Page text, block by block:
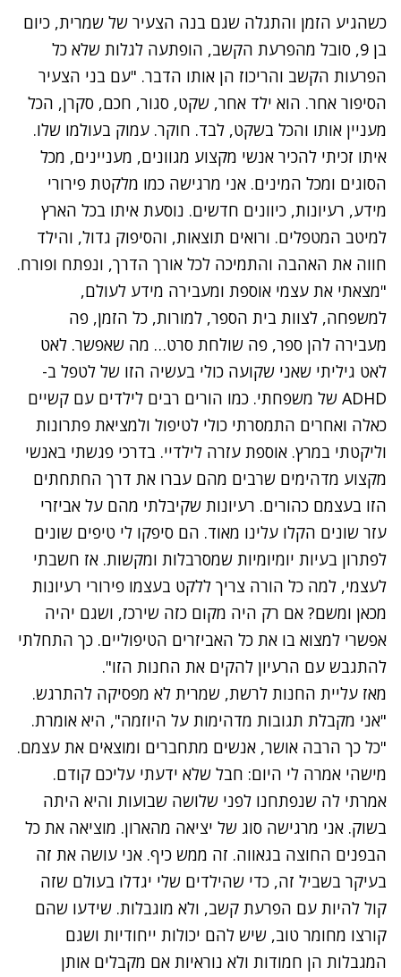
כשהגיע הזמן והתגלה שגם בנה הצעיר של שמרית, כיום
בן 9, סובל מהפרעת הקשב, הופתעה לגלות שלא כל
הפרעות הקשב והריכוז הן אותו הדבר. "עם בני הצעיר
הסיפור אחר. הוא ילד אחר, שקט, סגור, חכם, סקרן, הכל
מעניין אותו והכל בשקט, לבד. חוקר. עמוק בעולמו שלו.
איתו זכיתי להכיר אנשי מקצוע מגוונים, מעניינים, מכל
הסוגים ומכל המינים. אני מרגישה כמו מלקטת פירורי
מידע, רעיונות, כיוונים חדשים. נוסעת איתו בכל הארץ
למיטב המטפלים. ורואים תוצאות, והסיפוק גדול, והילד
חווה את האהבה והתמיכה לכל אורך הדרך, ונפתח ופורח.
"מצאתי את עצמי אוספת ומעבירה מידע לעולם,
למשפחה, לצוות בית הספר, למורות, כל הזמן, פה
מעבירה להן ספר, פה שולחת סרט… מה שאפשר. לאט
לאט גיליתי שאני שקועה כולי בעשיה הזו של לטפל ב-
ADHD של משפחתי. כמו הורים רבים לילדים עם קשיים
כאלה ואחרים התמסרתי כולי לטיפול ולמציאת פתרונות
וליקטתי במרץ. אוספת עזרה לילדיי. בדרכי פגשתי באנשי
מקצוע מדהימים שרבים מהם עברו את דרך החתחתים
הזו בעצמם כהורים. רעיונות שקיבלתי מהם על אביזרי
עזר שונים הקלו עלינו מאוד. הם סיפקו לי טיפים שונים
לפתרון בעיות יומיומיות שמסרבלות ומקשות. אז חשבתי
לעצמי, למה כל הורה צריך ללקט בעצמו פירורי רעיונות
מכאן ומשם? אם רק היה מקום כזה שירכז, ושגם יהיה
אפשרי למצוא בו את כל האביזרים הטיפוליים. כך התחלתי
להתגבש עם הרעיון להקים את החנות הזו".
מאז עליית החנות לרשת, שמרית לא מפסיקה להתרגש.
"אני מקבלת תגובות מדהימות על היוזמה", היא אומרת.
"כל כך הרבה אושר, אנשים מתחברים ומוצאים את עצמם.
מישהי אמרה לי היום: חבל שלא ידעתי עליכם קודם.
אמרתי לה שנפתחנו לפני שלושה שבועות והיא היתה
בשוק. אני מרגישה סוג של יציאה מהארון. מוציאה את כל
הבפנים החוצה בגאווה. זה ממש כיף. אני עושה את זה
בעיקר בשביל זה, כדי שהילדים שלי יגדלו בעולם שזה
קול להיות עם הפרעת קשב, ולא מוגבלות. שידעו שהם
קורצו מחומר טוב, שיש להם יכולות ייחודיות ושגם
המגבלות הן חמודות ולא נוראיות אם מקבלים אותן